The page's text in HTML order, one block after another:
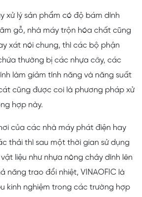
xử lý sản phẩm có độ bám dính
gỗ, nhà máy trộn hóa chất cũng
xát nói chung, thì các bộ phận
thường bị các nhựa cây, các
làm giảm tính năng và năng suất
cũng được coi là phương pháp xử
hợp này.
của các nhà máy phát điện hay
thải thì sau một thời gian sử dụng
liệu như nhựa nòng chảy dính lên
năng trao đổi nhiệt, VINAOFIC là
kinh nghiệm trong các trường hợp